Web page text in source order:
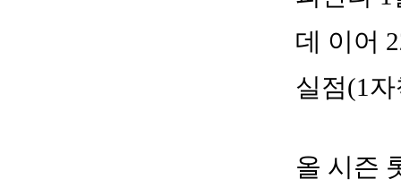
데 이어
실점(1
올 시즌